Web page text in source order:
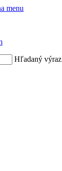
menu
Hľadaný výraz